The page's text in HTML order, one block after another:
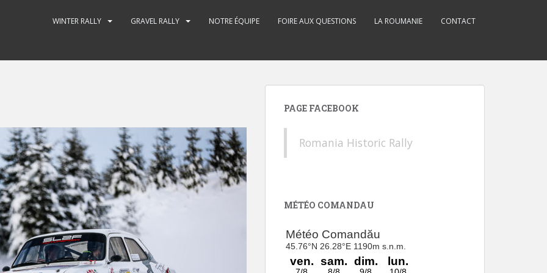
WINTER RALLY GRAVEL RALLY NOTRE ÉQUIPE FOIRE AUX QUESTIONS LA ROUMANIE CONTACT
PAGE FACEBOOK
Romania Historic Rally
MÉTÉO COMANDAU